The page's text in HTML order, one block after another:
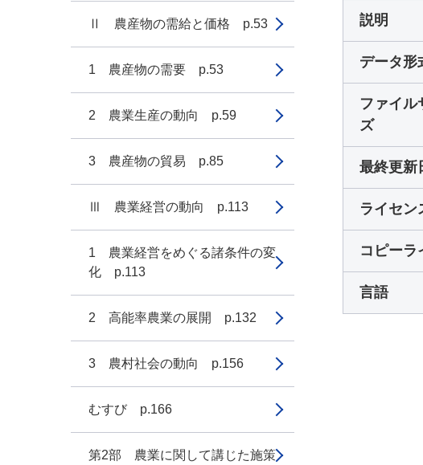
Ⅱ 農産物の需給と価格 p.53
1 農産物の需要 p.53
2 農業生産の動向 p.59
3 農産物の貿易 p.85
Ⅲ 農業経営の動向 p.113
1 農業経営をめぐる諸条件の変
化 p.113
2 高能率農業の展開 p.132
3 農村社会の動向 p.156
むすび p.166
第2部 農業に関して講じた施策
説明
データ形
ファイル
ズ
最終更新
ライセン
コピーラ
言語